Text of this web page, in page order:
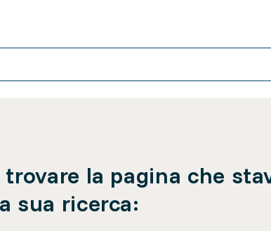
la pagina che
sua ricerca: